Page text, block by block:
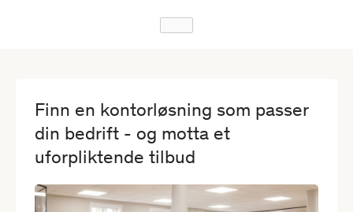
Finn en kontorløsning som passer
din bedrift - og motta et
uforpliktende tilbud